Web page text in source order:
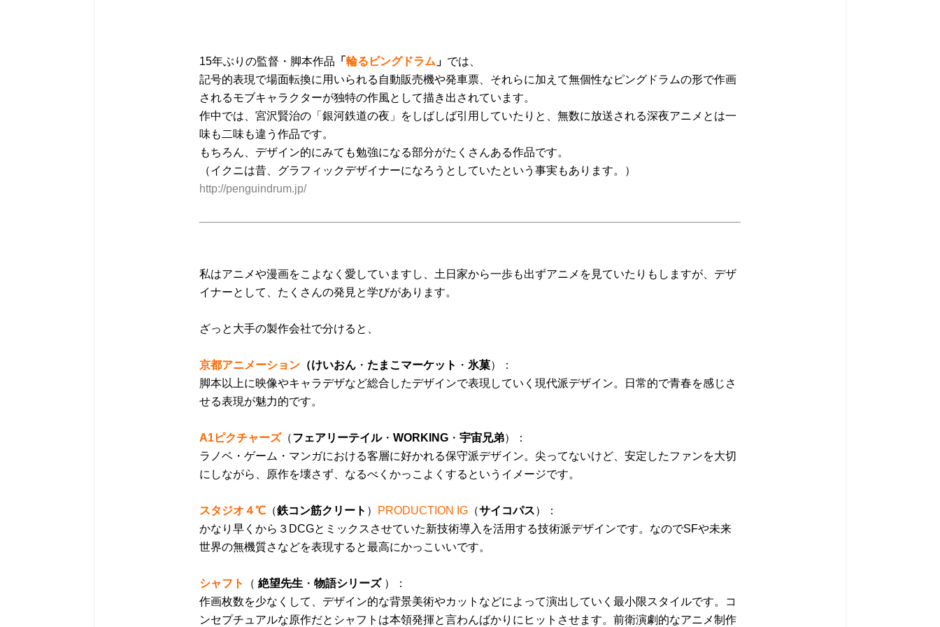
15年ぶりの監督・脚本作品 「輪るピングドラム 」 では、
記号的表現で場面転換に用いられる自動販売機や発車票、それらに加えて無個性なピングドラムの形で作画
されるモブキャラクターが独特の作風として描き出されています。
作中では、宮沢賢治の「銀河鉄道の夜」をしばしば引用していたりと、無数に放送される深夜アニメとは一
味も二味も違う作品です。
もちろん、デザイン的にみても勉強になる部分がたくさんある作品です。
（イクニは昔、グラフィックデザイナーになろうとしていたという事実もあります。）
http://penguindrum.jp/
私はアニメや漫画をこよなく愛していますし、土日家から一歩も出ずアニメを見ていたりもしますが、デザ
イナーとして、たくさんの発見と学びがあります。
ざっと大手の製作会社で分けると、
京都アニメーション （けいおん ・ たまこマーケット ・ 氷菓）：
脚本以上に映像やキャラデザなど総合したデザインで表現していく現代派デザイン。日常的で青春を感じさ
せる表現が魅力的です。
A1ピクチャーズ（フェアリーテイル・WORKING ・宇宙兄弟）：
ラノベ・ゲーム・マンガにおける客層に好かれる保守派デザイン。尖ってないけど、安定したファンを大切
にしながら、原作を壊さず、なるべくかっこよくするというイメージです。
スタジオ４℃ （鉄コン筋クリート ） PRODUCTION IG （サイコパス）：
かなり早くから３DCGとミックスさせていた新技術導入を活用する技術派デザインです。なのでSFや未来
世界の無機質さなどを表現すると最高にかっこいいです。
シャフト （絶望先生 ・物語シリーズ）：
作画枚数を少なくして、デザイン的な背景美術やカットなどによって演出していく最小限スタイルです。コ
ンセプチュアルな原作だとシャフトは本領発揮と言わんばかりにヒットさせます。前衛演劇的なアニメ制作